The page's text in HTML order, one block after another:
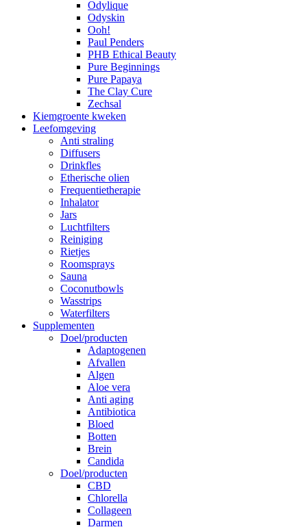
Odylique
Odyskin
Ooh!
Paul Penders
PHB Ethical Beauty
Pure Beginnings
Pure Papaya
The Clay Cure
Zechsal
Kiemgroente kweken
Leefomgeving
Anti straling
Diffusers
Drinkfles
Etherische olien
Frequentietherapie
Inhalator
Jars
Luchtfilters
Reiniging
Rietjes
Roomsprays
Sauna
Coconutbowls
Wasstrips
Waterfilters
Supplementen
Doel/producten
Adaptogenen
Afvallen
Algen
Aloe vera
Anti aging
Antibiotica
Bloed
Botten
Brein
Candida
Doel/producten
CBD
Chlorella
Collageen
Darmen